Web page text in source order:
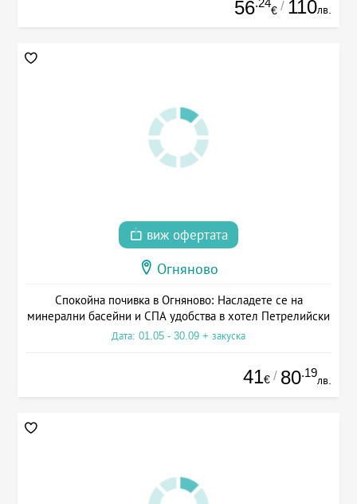
56.24
€ / 110лв.
виж офертата
Огняново
Спокойна почивка в Огняново: Насладете се на
минерални басейни и СПА удобства в хотел Петрелийски
Дата: 01.05 - 30.09 + закуска
41€ / 80.19
лв.